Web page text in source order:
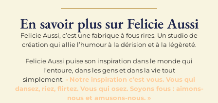
En savoir plus sur Felicie Aussi
Felicie Aussi, c’est une fabrique à fous rires. Un studio de
création qui allie l’humour à la dérision et à la légèreté.
Felicie Aussi puise son inspiration dans le monde qui
l’entoure, dans les gens et dans la vie tout
simplement. « Notre inspiration c’est vous. Vous qui
dansez, riez, flirtez. Vous qui osez. Soyons fous : aimons-
nous et amusons-nous. »